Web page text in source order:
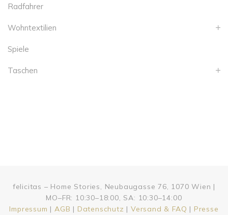
Radfahrer
Wohntextilien
Spiele
Taschen
felicitas – Home Stories, Neubaugasse 76, 1070 Wien |
MO–FR: 10:30–18:00, SA: 10:30–14:00
Impressum | AGB | Datenschutz | Versand & FAQ | Presse